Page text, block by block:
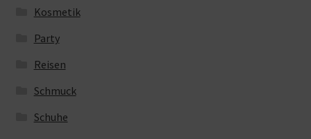
Kosmetik
Party
Reisen
Schmuck
Schuhe